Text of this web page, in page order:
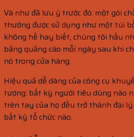
Và như đã lưu ý trước đó: một gói
thường được sử dụng như một túi
không hề hay biết, chúng tôi hầu
bảng quảng cáo mỗi ngày sau khi
nó trong cửa hàng.
Hiệu quả dễ dàng của công cụ
tượng: bất kỳ người tiêu dùng nào
trên tay của họ đều trở thành đại
bất kỳ tổ chức nào.